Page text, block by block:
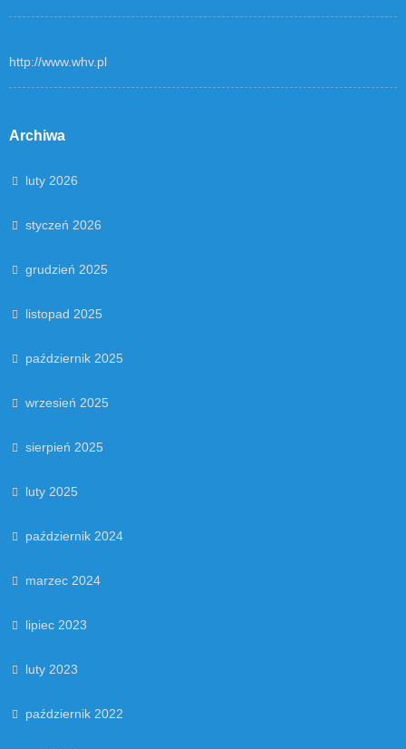
http://www.whv.pl
Archiwa
luty 2026
styczeń 2026
grudzień 2025
listopad 2025
październik 2025
wrzesień 2025
sierpień 2025
luty 2025
październik 2024
marzec 2024
lipiec 2023
luty 2023
październik 2022